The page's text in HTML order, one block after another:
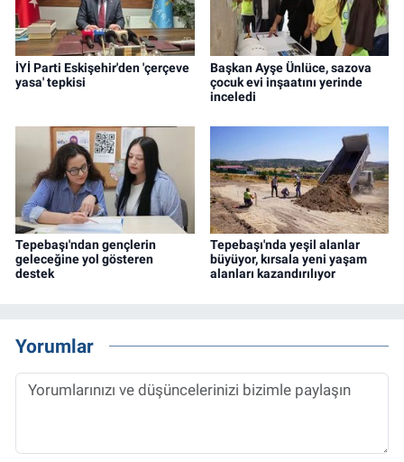
İYİ Parti Eskişehir'den 'çerçeve
yasa' tepkisi
Başkan Ayşe Ünlüce, sazova
çocuk evi inşaatını yerinde
inceledi
Tepebaşı'ndan gençlerin
geleceğine yol gösteren
destek
Tepebaşı'nda yeşil alanlar
büyüyor, kırsala yeni yaşam
alanları kazandırılıyor
Yorumlar